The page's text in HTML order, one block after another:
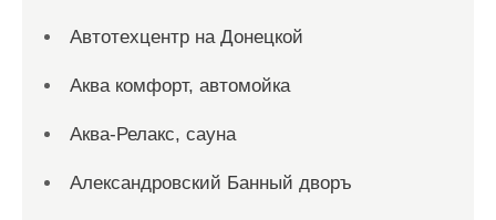
Автотехцентр на Донецкой
Аква комфорт, автомойка
Аква-Релакс, сауна
Александровский Банный дворъ